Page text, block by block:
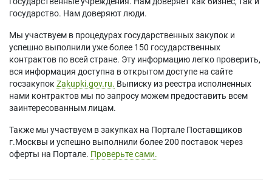
государство. Нам доверяют люди.
Мы участвуем в процедурах государственных закупок и
успешно выполнили уже более 150 государственных
контрактов по всей стране. Эту информацию легко проверить,
вся информация доступна в открытом доступе на сайте
госзакупок Zakupki.gov.ru. Выписку из реестра исполненных
нами контрактов мы по запросу можем предоставить всем
заинтересованным лицам.
Также мы участвуем в закупках на Портале Поставщиков
г.Москвы и успешно выполнили более 200 поставок через
оферты на Портале. Проверьте сами.